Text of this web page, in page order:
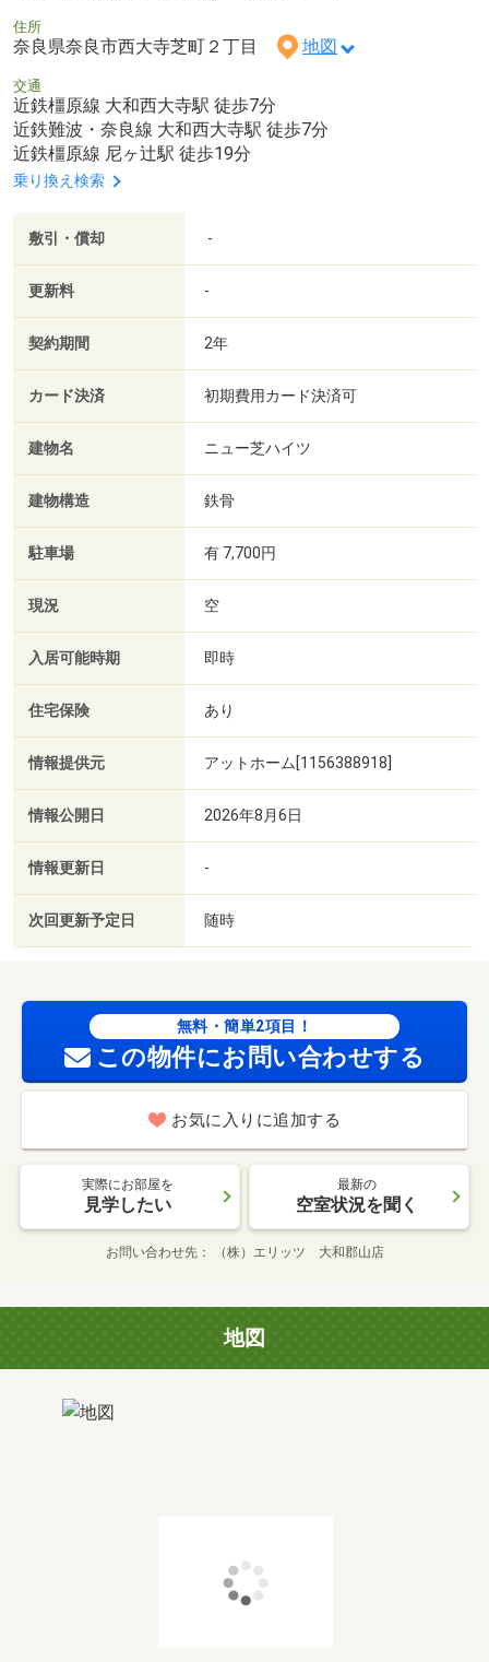
住所
奈良県奈良市西大寺芝町２丁目 地図
交通
近鉄橿原線 大和西大寺駅 徒歩7分
近鉄難波・奈良線 大和西大寺駅 徒歩7分
近鉄橿原線 尼ヶ辻駅 徒歩19分
乗り換え検索
敷引・償却 -
更新料 -
契約期間 2年
カード決済 初期費用カード決済可
建物名 ニュー芝ハイツ
建物構造 鉄骨
駐車場 有 7,700円
現況 空
入居可能時期 即時
住宅保険 あり
情報提供元 アットホーム[1156388918]
情報公開日 2026年8月6日
情報更新日 -
次回更新予定日 随時
無料・簡単2項目！
この物件にお問い合わせする
お気に入りに追加する
実際にお部屋を
見学したい
最新の
空室状況を聞く
お問い合わせ先 （株）エリッツ 大和郡山店
地図